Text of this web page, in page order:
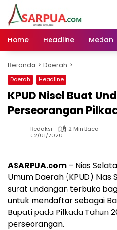
Langsung
konten
Home
Headline Medan
Beranda Daerah
Daerah Headline
KPUD Nisel Buat
Perseorangan
Redaksi
2 Min Baca
02/01/2020
ASARPUA.com – Nias
Umum Daerah (KPUD) Nias
surat undangan terbuka
untuk mendaftar sebagai
Bupati pada Pilkada Tahun
perseorangan.